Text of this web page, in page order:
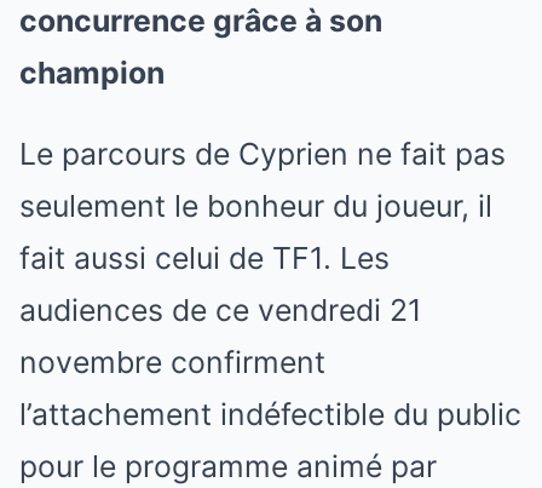
concurrence grâce à son
champion
Le parcours de Cyprien ne fait pas
seulement le bonheur du joueur, il
fait aussi celui de TF1. Les
audiences de ce vendredi 21
novembre confirment
l’attachement indéfectible du public
pour le programme animé par